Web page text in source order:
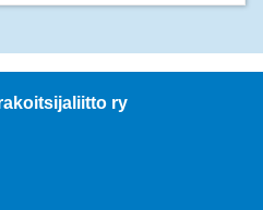
ry